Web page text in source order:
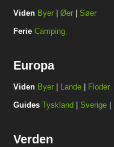
Viden Byer |Øer |Søer
Ferie Camping
Europa
Viden Byer Lande
Floder
Guides Tyskland |Sverige
Verden